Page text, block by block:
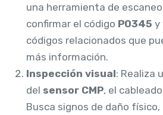
una herramienta de escaneo
confirmar el código P0345 y
códigos relacionados que
más información.
Inspección visual: Realiza
del sensor CMP, el
Busca signos de daño físico,